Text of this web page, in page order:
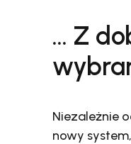
… Z
Niezależnie
nowy